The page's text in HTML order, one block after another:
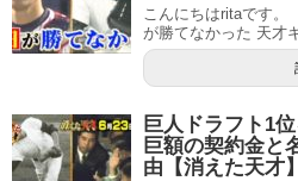
こんにちはritaです。
が勝てなかった 天才
巨人ドラフト1
巨額の契約金と
由【消えた天才】